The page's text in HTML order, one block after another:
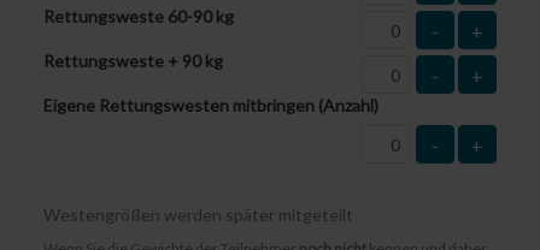
Rettungsweste 60-90 kg
- +
Rettungsweste + 90 kg
- +
Eigene Rettungswesten mitbringen (Anzahl)
- +
Westengrößen werden später mitgeteilt